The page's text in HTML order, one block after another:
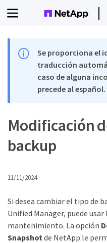
Se proporciona el
traducción
caso de alguna
precede al español.
Modificación
backup
11/11/2024
Si desea cambiar el tipo de
Unified Manager, puede
mantenimiento. La opción
Snapshotde NetApp le